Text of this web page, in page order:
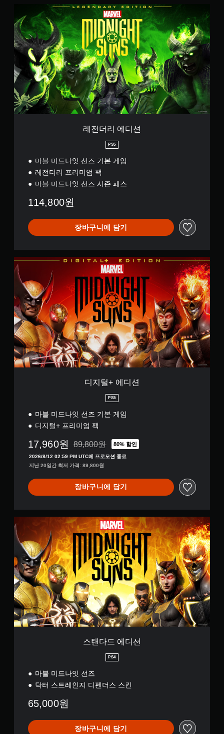
전
더
리
에
션
레전더리 에디션
PS5
마블 미드나잇 선즈 기본 게임
레전더리 프리미엄 팩
마블 미드나잇 선즈 시즌 패스
114,800원
장바구니에 담기
디
지
털
에
디
션
디지털+ 에디션
PS5
마블 미드나잇 선즈 기본 게임
디지털+ 프리미엄 팩
17,960원 89,800원의 원래 가격에서 할인됨
89,800원 80% 할인
2026/8/12 02:59 PM UTC에 프로모션 종료
지난 20일간 최저 가격: 89,800원
장바구니에 담기
탠
다
에
디
션
스탠다드 에디션
PS4
마블 미드나잇 선즈
닥터 스트레인지 디펜더스 스킨
65,000원
장바구니에 담기